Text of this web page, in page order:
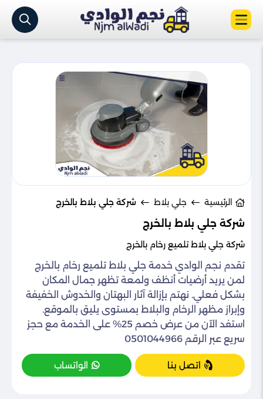
الرئيسية جلي بلاط شركة جلي بلاط بالخرج
شركة جلي بلاط بالخرج
شركة جلي بلاط تلميع رخام​ بالخرج
تقدم نجم الوادي خدمة جلي بلاط تلميع رخام بالخرج
لمن يريد أرضيات أنظف ولمعة تظهر جمال المكان
بشكل فعلي. نهتم بإزالة آثار البهتان والخدوش الخفيفة
وإبراز مظهر الرخام والبلاط بمستوى يليق بالموقع.
استفد الآن من عرض خصم 25% على الخدمة مع حجز
سريع عبر الرقم 0501044966
اتصل بنا الواتساب